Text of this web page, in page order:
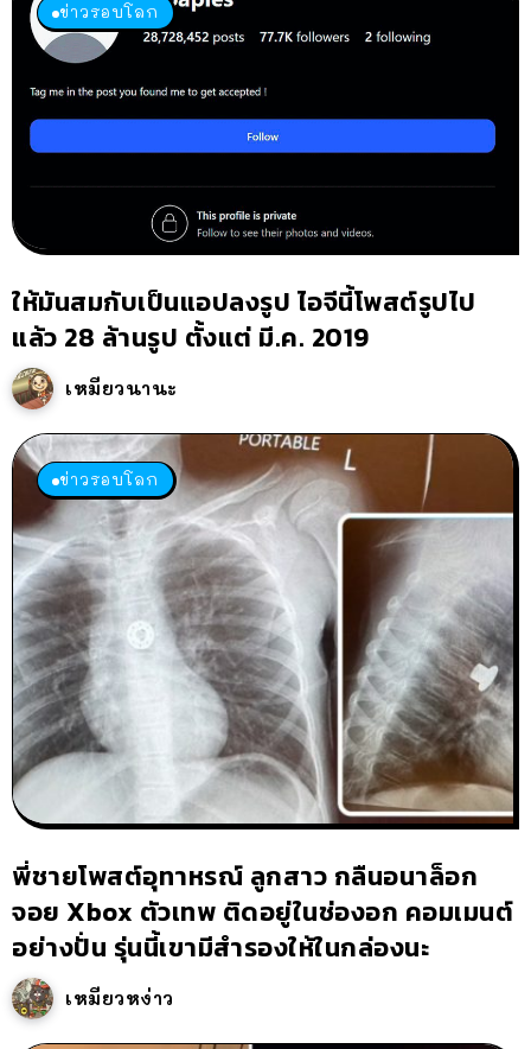
ข่าวรอบโลก
ให้มันสมกับเป็นแอปลงรูป ไอจีนี้โพสต์รูปไป
แล้ว 28 ล้านรูป ตั้งแต่ มี.ค. 2019
เหมียวนานะ
ข่าวรอบโลก
พี่ชายโพสต์อุทาหรณ์ ลูกสาว กลืนอนาล็อก
จอย Xbox ตัวเทพ ติดอยู่ในช่องอก คอมเมนต์
อย่างปั่น รุ่นนี้เขามีสำรองให้ในกล่องนะ
เหมียวหง่าว